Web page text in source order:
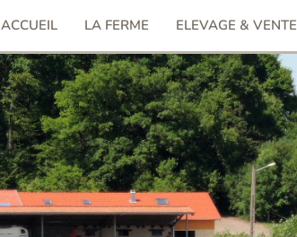
ACCUEIL LA FERME ELEVAGE & VENTE